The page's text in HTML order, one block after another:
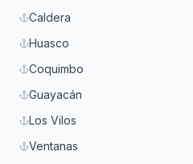
Caldera
Huasco
Coquimbo
Guayacán
Los Vilos
Ventanas